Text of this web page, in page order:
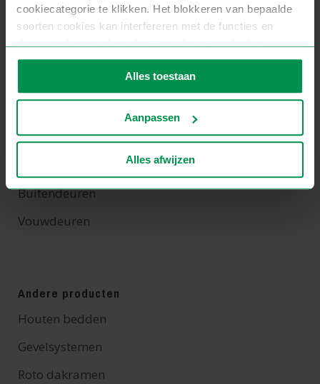
cookiecategorie te klikken. Het blokkeren van bepaalde
soorten cookies kan interfereren met de functies en
Zie voor meer informatie onsprivacybeleid.
Alles toestaan
Aanpassen
Alles afwijzen
Euro standaard 68 mm
Scandinavische deuren
Buitendeuren
Vouwdeuren
Andere producten
Houten bedden
Gevelsystemen
Roto dakramen